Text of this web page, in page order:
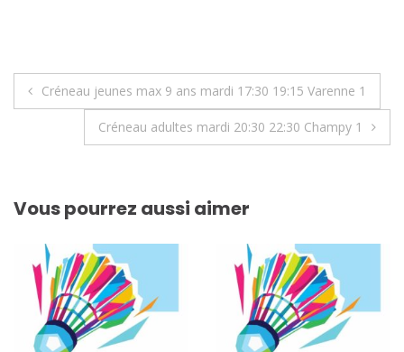
Navigation
Créneau jeunes max 9 ans mardi 17:30 19:15 Varenne 1
Créneau adultes mardi 20:30 22:30 Champy 1
Vous pourrez aussi aimer